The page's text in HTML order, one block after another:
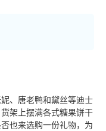
妮、唐老鸭和黛丝等迪士
架上摆满各式糖果饼干
也来选购一份礼物，为